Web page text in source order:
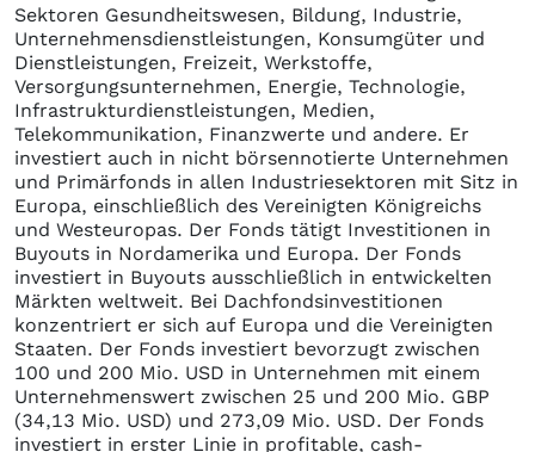
Sektoren Gesundheitswesen, Bildung, Industrie,
Unternehmensdienstleistungen, Konsumgüter und
Dienstleistungen, Freizeit, Werkstoffe,
Versorgungsunternehmen, Energie, Technologie,
Infrastrukturdienstleistungen, Medien,
Telekommunikation, Finanzwerte und andere. Er
investiert auch in nicht börsennotierte Unternehmen
und Primärfonds in allen Industriesektoren mit Sitz in
Europa, einschließlich des Vereinigten Königreichs
und Westeuropas. Der Fonds tätigt Investitionen in
Buyouts in Nordamerika und Europa. Der Fonds
investiert in Buyouts ausschließlich in entwickelten
Märkten weltweit. Bei Dachfondsinvestitionen
konzentriert er sich auf Europa und die Vereinigten
Staaten. Der Fonds investiert bevorzugt zwischen
100 und 200 Mio. USD in Unternehmen mit einem
Unternehmenswert zwischen 25 und 200 Mio. GBP
(34,13 Mio. USD) und 273,09 Mio. USD. Der Fonds
investiert in erster Linie in profitable, cash-